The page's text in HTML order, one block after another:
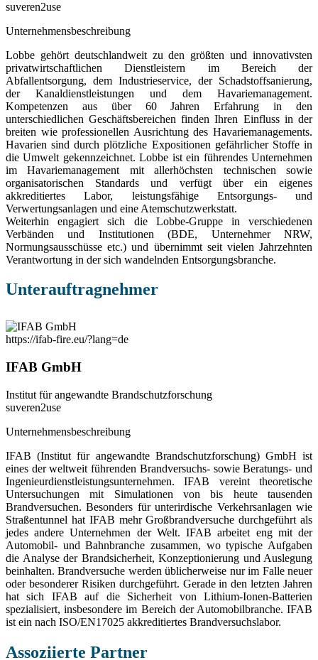
suveren2use
Unternehmensbeschreibung
Lobbe gehört deutschlandweit zu den größten und innovativsten
privatwirtschaftlichen Dienstleistern im Bereich der
Abfallentsorgung, dem Industrieservice, der Schadstoffsanierung,
der Kanaldienstleistungen und dem Havariemanagement.
Kompetenzen aus über 60 Jahren Erfahrung in den
unterschiedlichen Geschäftsbereichen finden Ihren Einfluss in der
breiten wie professionellen Ausrichtung des Havariemanagements.
Havarien sind durch plötzliche Expositionen gefährlicher Stoffe in
die Umwelt gekennzeichnet. Lobbe ist ein führendes Unternehmen
im Havariemanagement mit allerhöchsten technischen sowie
organisatorischen Standards und verfügt über ein eigenes
akkreditiertes Labor, leistungsfähige Entsorgungs- und
Verwertungsanlagen und eine Atemschutzwerkstatt.
Weiterhin engagiert sich die Lobbe-Gruppe in verschiedenen
Verbänden und Institutionen (BDE, Unternehmer NRW,
Normungsausschüsse etc.) und übernimmt seit vielen Jahrzehnten
Verantwortung in der sich wandelnden Entsorgungsbranche.
Unterauftragnehmer
https://ifab-fire.eu/?lang=de
IFAB GmbH
Institut für angewandte Brandschutzforschung
suveren2use
Unternehmensbeschreibung
IFAB (Institut für angewandte Brandschutzforschung) GmbH ist
eines der weltweit führenden Brandversuchs- sowie Beratungs- und
Ingenieurdienstleistungsunternehmen. IFAB vereint theoretische
Untersuchungen mit Simulationen von bis heute tausenden
Brandversuchen. Besonders für unterirdische Verkehrsanlagen wie
Straßentunnel hat IFAB mehr Großbrandversuche durchgeführt als
jedes andere Unternehmen der Welt. IFAB arbeitet eng mit der
Automobil- und Bahnbranche zusammen, wo typische Aufgaben
die Analyse der Brandsicherheit, Konzeptionierung und Auslegung
beinhalten. Brandversuche werden üblicherweise nur im Falle neuer
oder besonderer Risiken durchgeführt. Gerade in den letzten Jahren
hat sich IFAB auf die Sicherheit von Lithium-Ionen-Batterien
spezialisiert, insbesondere im Bereich der Automobilbranche. IFAB
ist ein nach ISO/EN17025 akkreditiertes Brandversuchslabor.
Assoziierte Partner